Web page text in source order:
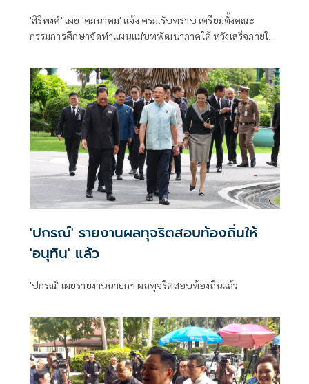
'สิริพงศ์' เผย 'คมนาคม' แจ้ง ครม.รับทราบ เตรียมตั้งคณะ
กรรมการศึกษาจัดทำแผนแม่บทพัฒนาภาคใต้ หวังเสร็จภายใน
'ปกรณ์' รายงานผลทุจริตสอบท้องถิ่นให้
'อนุทิน' แล้ว
'ปกรณ์' เผยรายงานนายกฯ ผลทุจริตสอบท้องถิ่นแล้ว